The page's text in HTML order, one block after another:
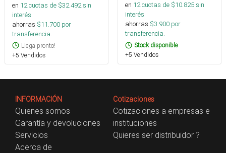
en 12cuotas de $32.492sin
interés
ahorras $11.700 por
transferencia.
Llega pronto!
+5 Vendidos
en 12cuotas de $10.825sin
interés
ahorras $3.900 por
transferencia.
Stock disponible
+5 Vendidos
INFORMACIÓN
Quienes somos
Garantía y devoluciones
Servicios
Acerca de
Cotizaciones
Cotizaciones a empresas e
instituciones
Quieres ser distribuidor ?